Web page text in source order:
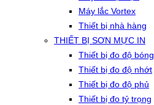
Máy lắc Vortex
Thiết bị nhà hàng
THIẾT BỊ SƠN MỰC IN
Thiết bị đo độ bóng
Thiết bị đo độ nhớt
Thiết bị đo độ phủ
Thiết bị đo tỷ trọng